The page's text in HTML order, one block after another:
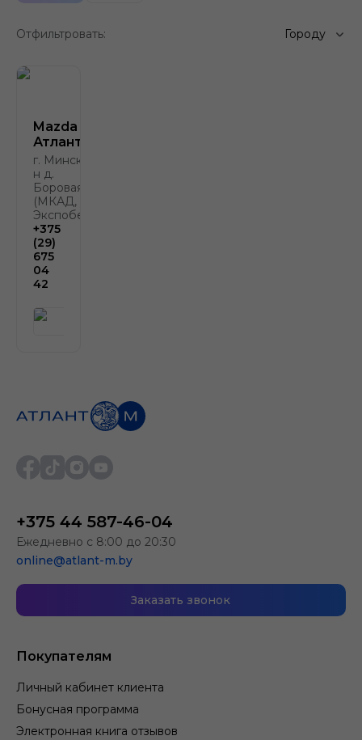
Отфильтровать: Городу
Mazda
Атлант-М
г. Минск, р-
н д.
Боровая, 2
(МКАД, у
Экспобела)
+375
(29)
675
04
42
Покупателям
Личный кабинет клиента
Бонусная программа
Электронная книга отзывов
+375 44 587-46-04
Ежедневно с 8:00 до 20:30
online@atlant-m.by
Заказать звонок